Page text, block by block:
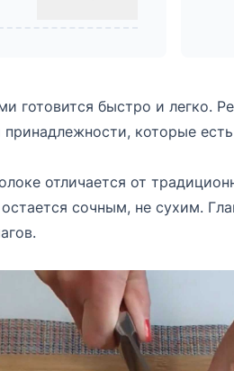
готовится быстро и легко.
принадлежности, которые
отличается от
сочным, не сухим.